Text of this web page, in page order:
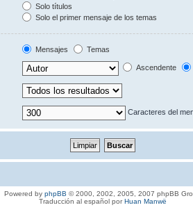
Solo títulos
Solo el primer mensaje de los temas
Mensajes
Temas
Ascendente
Caracteres del
Powered by phpBB © 2000, 2002, 2005, 2007 phpBB
Traducción al español porHuan Manwë